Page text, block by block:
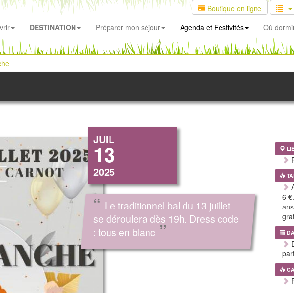
Boutique en ligne
DESTINATION Préparer mon séjour Agenda et Festivités Où
JUIL
13
2025
“ Le traditionnel bal du 13 juillet
se déroulera dès 19h. Dress code
: tous en blanc ”
6